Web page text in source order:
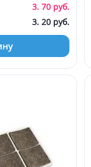
3. 70 руб.
3. 20 руб.